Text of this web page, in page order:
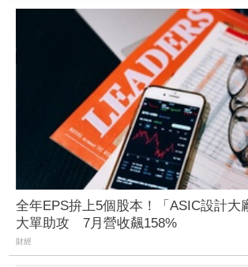
全年EPS拚上5個股本！「ASIC設計大
大單助攻 7月營收飆158%
財經